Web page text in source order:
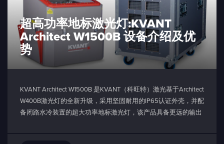
超高功率地标激光灯:KVANT
Architect W1500B 设备介绍及优
势
KVANT Architect W1500B 是KVANT（科旺特）激光基于Architect
W400B激光灯的全新升级，采用坚固耐用的IP65认证外壳，并配
备闭路水冷装置的超大功率地标激光灯，该产品具备更远的输出